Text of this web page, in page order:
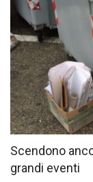
Scendono
grandi eventi